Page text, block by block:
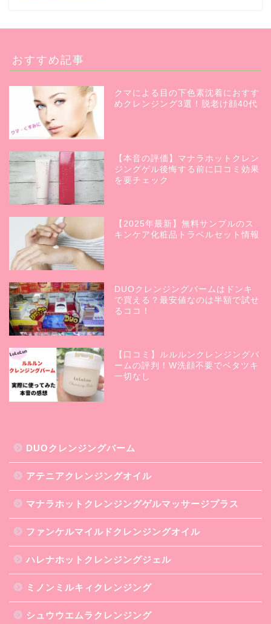
おすすめ記事
クマによる目の下色素沈着におすす
めクレンジング3選！脱老け顔40代
【本音の評価】マナラホットクレン
ジングゲル後悔する前に口コミ効果
を要チェック
【2025年最新】無料サンプルのス
キンケア化粧品トラベルセット情報
DUOクレンジングバームはドンキ
で買える？最安値なのは半額で試せ
るココ！
【口コミ】ルルルンクレンジングバ
ームの評判！W洗顔不要でベタツキ
一切なし
DUOクレンジングバーム
アテニアクレンジングオイル
マナラホットクレンジングゲルマッサージプラス
ファンケルマイルドクレンジングオイル
ハレナホットクレンジングジェル
ミノンミルキィクレンジング
シュウウエムラクレンジング